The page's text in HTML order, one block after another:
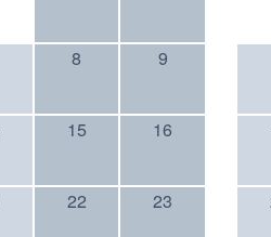
8 9
15 16
22 23